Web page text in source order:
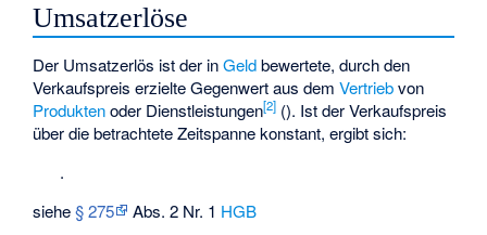
Umsatzerlöse
Der Umsatzerlös ist der inGeldbewertete, durch den
Verkaufspreiserzielte Gegenwert aus demVertriebvon
Produktenoder Dienstleistungen[2] (). Ist der Verkaufspreis
über die betrachtete Zeitspanne konstant, ergibt sich:
.
siehe§ 275 Abs. 2 Nr. 1 HGB